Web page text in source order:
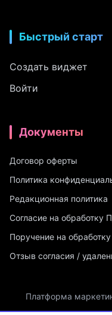
Быстрый старт
Создать виджет
Войти
Документы
Договор оферты
Политика
Редакционная политика
Согласие на обработку
Поручение на
Отзыв согласия /
Платформа